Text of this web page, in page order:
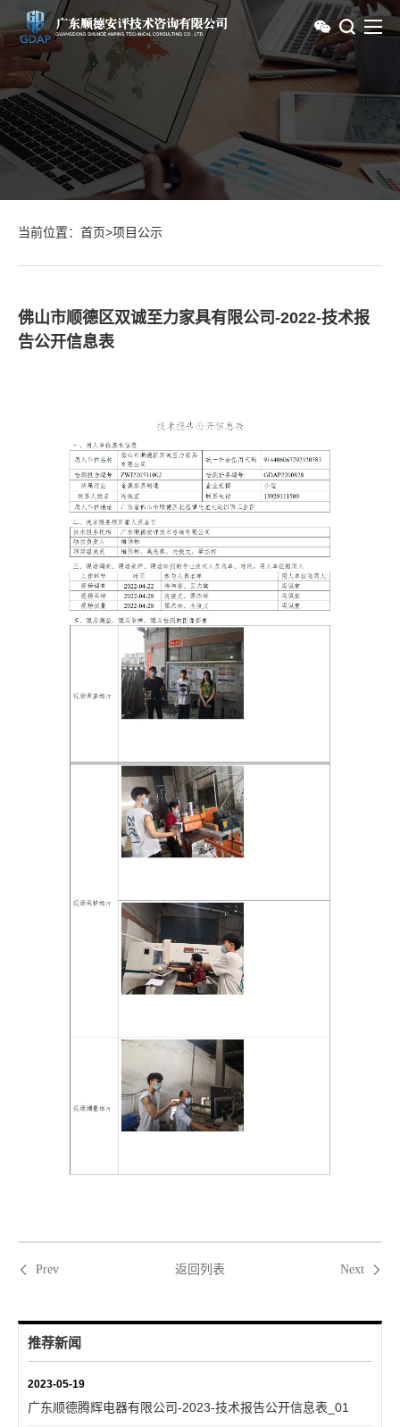
当前位置： 首页>项目公示
佛山市顺德区双诚至力家具有限公司-2022-技术报
告公开信息表
Prev 返回列表 Next
推荐新闻
2023-05-19
广东顺德腾辉电器有限公司-2023-技术报告公开信息表_01